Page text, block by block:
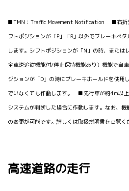
■TMN：Traffic Movement Notification ■右折
フトポジションが「P」「R」以外でブレーキペ
します。シフトポジションが「N」の時、または
全車速追従機能付/停止保持機能あり）機能で自
ジションが「D」の時にブレーキホールドを使用
でいなくても作動します。 ■先行車が約4m以
システムが判断した場合に作動します。なお、機
の変更が可能です。詳しくは取扱説明書をご覧く
高速道路の走行